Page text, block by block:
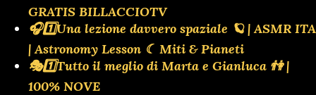
GRATIS BILLACCIOTV
🎧1️⃣Una lezione davvero spaziale 🪐 | ASMR ITA
| Astronomy Lesson ☾ Miti & Pianeti
🎭1️⃣Tutto il meglio di Marta e Gianluca 👫 |
100% NOVE